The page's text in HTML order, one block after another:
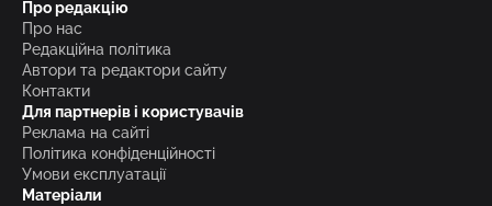
Про редакцію
Про нас
Редакційна політика
Автори та редактори сайту
Контакти
Для партнерів і користувачів
Реклама на сайті
Політика конфіденційності
Умови експлуатації
Матеріали